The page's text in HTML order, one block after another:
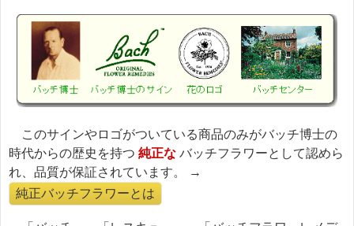
このサインやロゴがついている商品のみがバッチ博士の
時代からの歴史を持つ 純正な バッチフラワーとして認めら
れ、品質が保証されています。 →
純正バッチフラワーとは